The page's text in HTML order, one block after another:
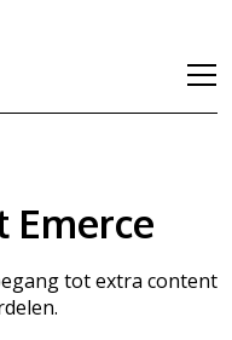
Emerce
tot extra content